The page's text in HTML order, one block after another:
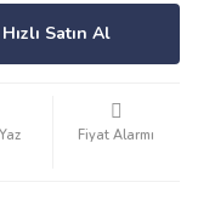
Hızlı Satın Al
Fiyat Alarmı